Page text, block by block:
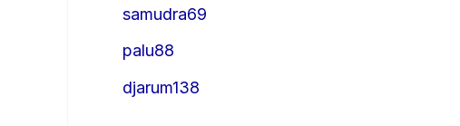
samudra69
palu88
djarum138